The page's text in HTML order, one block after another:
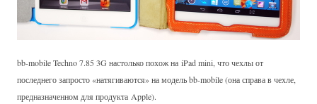
bb-mobile Techno 7.85 3G настолько похож на iPad mini, что чехлы от
последнего запросто «натягиваются» на модель bb-mobile (она справа в чехле,
предназначенном для продукта Apple).